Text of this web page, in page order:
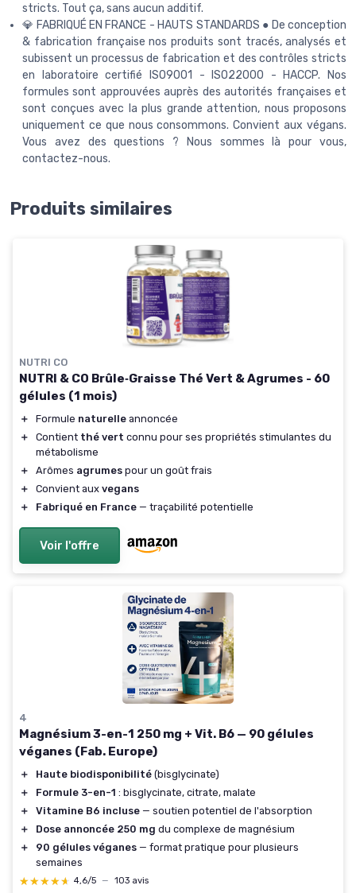
stricts. Tout ça, sans aucun additif.
💎 FABRIQUÉ EN FRANCE - HAUTS STANDARDS ● De conception
& fabrication française nos produits sont tracés, analysés et
subissent un processus de fabrication et des contrôles stricts
en laboratoire certifié ISO9001 - ISO22000 - HACCP. Nos
formules sont approuvées auprès des autorités françaises et
sont conçues avec la plus grande attention, nous proposons
uniquement ce que nous consommons. Convient aux végans.
Vous avez des questions ? Nous sommes là pour vous,
contactez-nous.
Produits similaires
NUTRI CO
NUTRI & CO Brûle‑Graisse Thé Vert & Agrumes - 60
gélules (1 mois)
＋ Formule naturelle annoncée
＋
Contient thé vert connu pour ses propriétés stimulantes du
métabolisme
＋
Arômes agrumes pour un goût frais
＋
Convient aux vegans
＋
Fabriqué en France — traçabilité potentielle
Voir l'offre
4
Magnésium 3-en-1 250 mg + Vit. B6 — 90 gélules
véganes (Fab. Europe)
＋ Haute biodisponibilité (bisglycinate)
＋
Formule 3-en-1 : bisglycinate, citrate, malate
＋
Vitamine B6 incluse — soutien potentiel de l'absorption
＋
Dose annoncée 250 mg du complexe de magnésium
＋
90 gélules véganes — format pratique pour plusieurs
semaines
★★★★★
★★★★★ 4,6/5 — 103 avis